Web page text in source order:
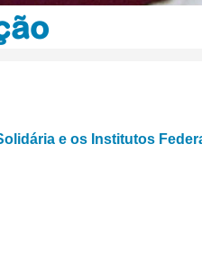
e os Institutos